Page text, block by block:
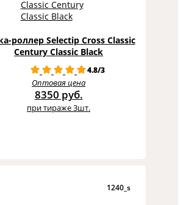
роллер Selectip Cross Classic
Century Classic Black
4.8/3
Оптовая цена
8350 руб.
при тираже 3шт.
1240_s